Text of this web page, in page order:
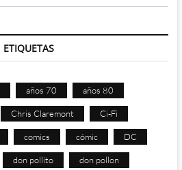
ETIQUETAS
años 70 años 80
Chris Claremont Ci-Fi
comics cómic DC
don pollito don pollon